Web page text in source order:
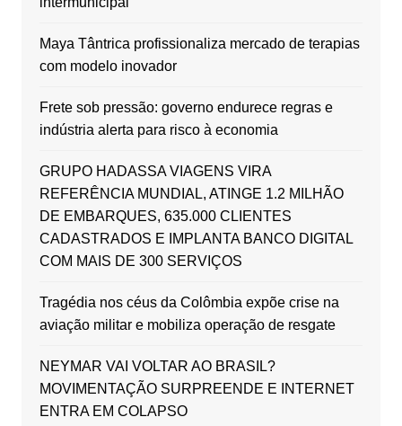
Maya Tântrica profissionaliza mercado de terapias
com modelo inovador
Frete sob pressão: governo endurece regras e
indústria alerta para risco à economia
GRUPO HADASSA VIAGENS VIRA
REFERÊNCIA MUNDIAL, ATINGE 1.2 MILHÃO
DE EMBARQUES, 635.000 CLIENTES
CADASTRADOS E IMPLANTA BANCO DIGITAL
COM MAIS DE 300 SERVIÇOS
Tragédia nos céus da Colômbia expõe crise na
aviação militar e mobiliza operação de resgate
NEYMAR VAI VOLTAR AO BRASIL?
MOVIMENTAÇÃO SURPREENDE E INTERNET
ENTRA EM COLAPSO